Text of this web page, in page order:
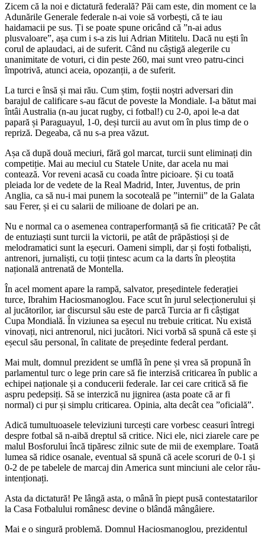
Zicem că la noi e dictatură federală? Păi cam este, din moment ce la
Adunările Generale federale n-ai voie să vorbești, că te iau
haidamacii pe sus. Ți se poate spune oricând că ”n-ai adus
plusvaloare”, așa cum i s-a zis lui Adrian Mititelu. Dacă nu ești în
corul de aplaudaci, ai de suferit. Când nu câștigă alegerile cu
unanimitate de voturi, ci din peste 260, mai sunt vreo patru-cinci
împotrivă, atunci aceia, opozanții, a de suferit.
La turci e însă și mai rău. Cum știm, foștii noștri adversari din
barajul de calificare s-au făcut de poveste la Mondiale. I-a bătut mai
întâi Australia (n-au jucat rugby, ci fotbal!) cu 2-0, apoi le-a dat
papară și Paraguayul, 1-0, deși turcii au avut om în plus timp de o
repriză. Degeaba, că nu s-a prea văzut.
Așa că după două meciuri, fără gol marcat, turcii sunt eliminați din
competiție. Mai au meciul cu Statele Unite, dar acela nu mai
contează. Vor reveni acasă cu coada între picioare. Și cu toată
pleiada lor de vedete de la Real Madrid, Inter, Juventus, de prin
Anglia, ca să nu-i mai punem la socoteală pe ”internii” de la Galata
sau Ferer, și ei cu salarii de milioane de dolari pe an.
Nu e normal ca o asemenea contraperformanță să fie criticată? Pe cât
de entuziaști sunt turcii la victorii, pe atât de prăpăstioși și de
melodramatici sunt la eșecuri. Oameni simpli, dar și foști fotbaliști,
antrenori, jurnaliști, cu toții țintesc acum ca la darts în pleoștita
națională antrenată de Montella.
În acel moment apare la rampă, salvator, președintele federației
turce, Ibrahim Haciosmanoglou. Face scut în jurul selecționerului și
al jucătorilor, iar discursul său este de parcă Turcia ar fi câștigat
Cupa Mondială. În viziunea sa eșecul nu trebuie criticat. Nu există
vinovați, nici antrenorul, nici jucători. Nici vorbă să spună că este și
eșecul său personal, în calitate de președinte federal perdant.
Mai mult, domnul prezident se umflă în pene și vrea să propună în
parlamentul turc o lege prin care să fie interzisă criticarea în public a
echipei naționale și a conducerii federale. Iar cei care critică să fie
aspru pedepsiți. Să se interzică nu jignirea (asta poate că ar fi
normal) ci pur și simplu criticarea. Opinia, alta decât cea ”oficială”.
Adică tumultuoasele televiziuni turcești care vorbesc ceasuri întregi
despre fotbal să n-aibă dreptul să critice. Nici ele, nici ziarele care pe
malul Bosforului încă tipăresc zilnic sute de mii de exemplare. Toată
lumea să ridice osanale, eventual să spună că acele scoruri de 0-1 și
0-2 de pe tabelele de marcaj din America sunt minciuni ale celor rău-
intenționați.
Asta da dictatură! Pe lângă asta, o mână în piept pusă contestatarilor
la Casa Fotbalului românesc devine o blândă mângâiere.
Mai e o singură problemă. Domnul Haciosmanoglou, prezidentul